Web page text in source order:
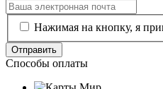
Нажимая на кнопку, я
Отправить
Способы оплаты